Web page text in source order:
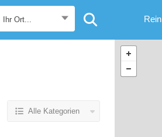
Ihr Ort...
Alle Kategorien